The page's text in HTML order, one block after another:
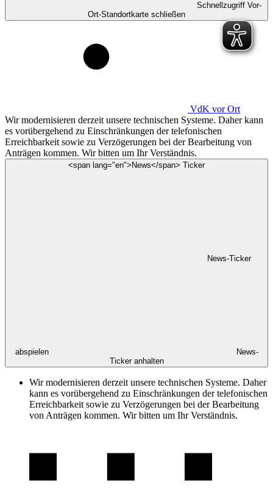
Schnellzugriff Vor-
Ort-Standortkarte schließen
VdK vor Ort
Wir modernisieren derzeit unsere technischen Systeme. Daher kann
es vorübergehend zu Einschränkungen der telefonischen
Erreichbarkeit sowie zu Verzögerungen bei der Bearbeitung von
Anträgen kommen. Wir bitten um Ihr Verständnis.
<span lang="en">News</span> Ticker
News-Ticker
abspielen
News-
Ticker anhalten
Wir modernisieren derzeit unsere technischen Systeme. Daher
kann es vorübergehend zu Einschränkungen der telefonischen
Erreichbarkeit sowie zu Verzögerungen bei der Bearbeitung
von Anträgen kommen. Wir bitten um Ihr Verständnis.